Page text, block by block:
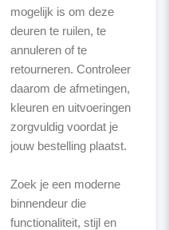
mogelijk is om deze
deuren te ruilen, te
annuleren of te
retourneren. Controleer
daarom de afmetingen,
kleuren en uitvoeringen
zorgvuldig voordat je
jouw bestelling plaatst.
Zoek je een moderne
binnendeur die
functionaliteit, stijl en